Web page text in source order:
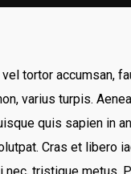
tortor accumsan,
varius turpis.
quis sapien in
Cras et libero